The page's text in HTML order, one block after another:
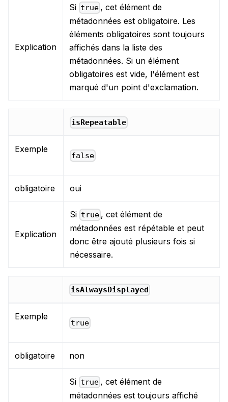
Explication
Si true , cet élément de
métadonnées est obligatoire. Les
éléments obligatoires sont toujours
affichés dans la liste des
métadonnées. Si un élément
obligatoires est vide, l'élément est
marqué d'un point d'exclamation.
isRepeatable
Exemple
false
obligatoire oui
Explication
Si true , cet élément de
métadonnées est répétable et peut
donc être ajouté plusieurs fois si
nécessaire.
isAlwaysDisplayed
Exemple
true
obligatoire non
Si true , cet élément de
métadonnées est toujours affiché